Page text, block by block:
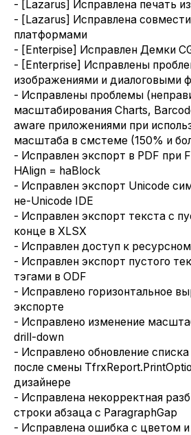
- [Lazarus] Исправлена печать
- [Lazarus] Исправлена
платформами
- [Enterpise] Исправлен Демки
- [Enterprise] Исправлены
изображениями и диалоговыми
- Исправлены проблемы
масштабирования Charts,
aware приложениями при
масштаба в смстеме (150% и
- Исправлен экспорт в PDF при
HAlign = haBlock
- Исправлен экспорт Unicode
не-Unicode IDE
- Исправлен экспорт текста с
конце в XLSX
- Исправлен доступ к
- Исправлен экспорт пустого
тэгами в ODF
- Исправлено горизонтальное
экспорте
- Исправлено изменение
drill-down
- Исправлено обновление
после смены
дизайнере
- Исправлена некорректная
строки абзаца с ParagraphGap
- Исправлена ошибка с цветом